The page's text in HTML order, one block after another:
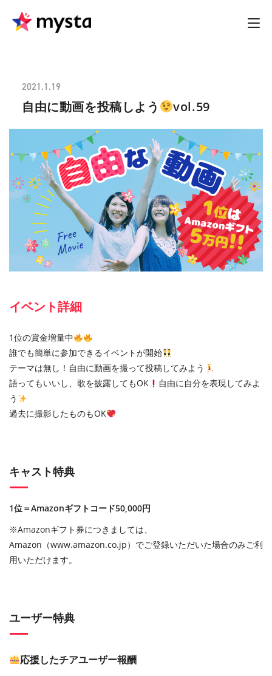
2021.1.19
自由に動画を投稿しよう vol.59
イベント詳細
1位の賞金増量中
誰でも簡単に参加できるイベントが開始
テーマは無し！自由に動画を撮って投稿してみよう
語ってもいいし、歌を披露してもOK
自由に自分を表現してみよ
う
過去に撮影したものもOK
キャスト特典
1位＝Amazonギフトコード50,000円
※Amazonギフト券につきましては、
Amazon（www.amazon.co.jp）でご登録いただいた場合のみご利
用いただけます。
ユーザー特典
応援したチアユーザー報酬